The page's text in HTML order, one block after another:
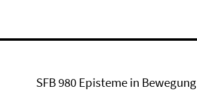
SFB 980 Episteme in Bewegung